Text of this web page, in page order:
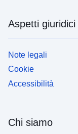
Aspetti giuridici
Note legali
Cookie
Accessibilità
Chi siamo